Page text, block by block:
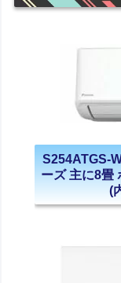
S254ATGS-
ーズ 主に8畳
(